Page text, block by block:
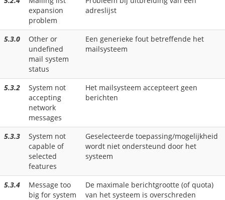
expansion
problem
adreslijst
5.3.0
Other or
undefined
mail system
status
Een generieke fout betreffende het
mailsysteem
5.3.2
System not
accepting
network
messages
Het mailsysteem accepteert geen
berichten
5.3.3
System not
capable of
selected
features
Geselecteerde toepassing/mogelijkheid
wordt niet ondersteund door het
systeem
5.3.4
Message too
big for system
De maximale berichtgrootte (of quota)
van het systeem is overschreden